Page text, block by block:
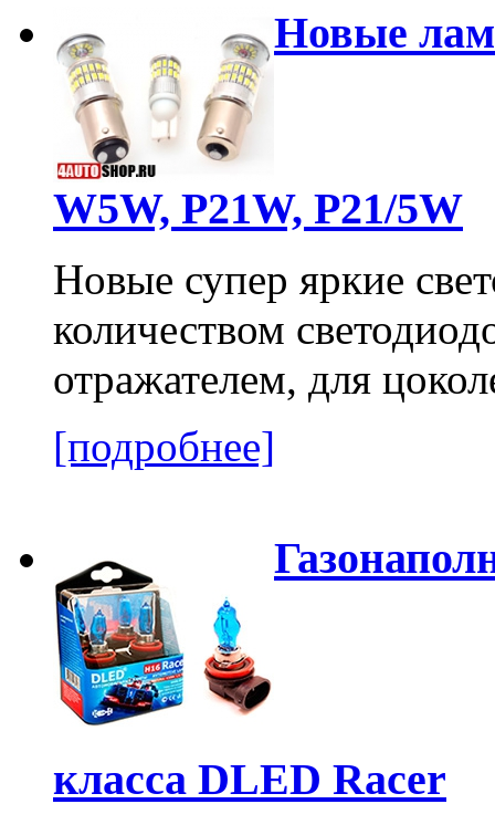
Новые
W5W, P21W, P21/5W
Новые супер яркие
количеством
отражателем, для
[подробнее]
класса DLED Racer